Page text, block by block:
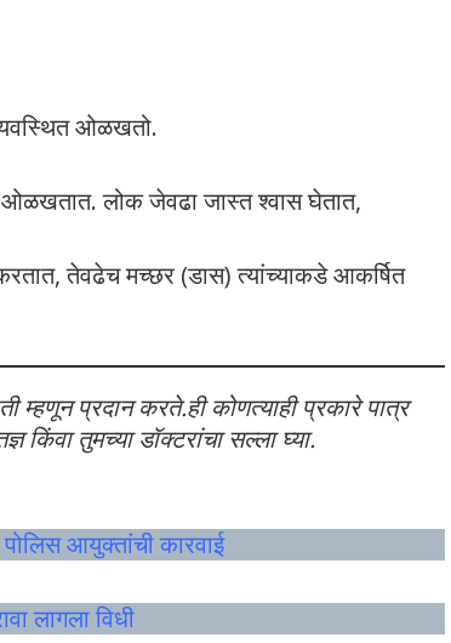
ओळखतो.
लोक जेवढा जास्त श्वास घेतात,
तेवढेच मच्छर (डास) त्यांच्याकडे आकर्षित
म्हणून प्रदान करते.ही कोणत्याही प्रकारे पात्र
किंवा तुमच्या डॉक्टरांचा सल्ला घ्या.
आयुक्तांची कारवाई
लागला विधी